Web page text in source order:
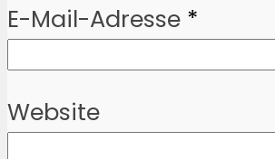
E-Mail-Adresse *
Website